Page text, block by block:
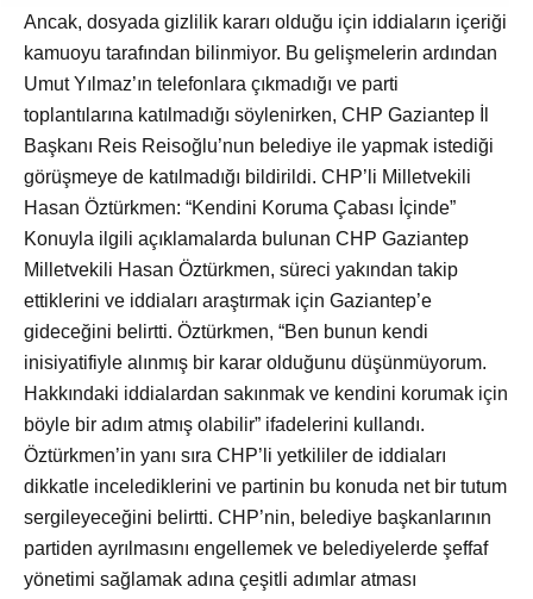
Ancak, dosyada gizlilik kararı olduğu için iddiaların içeriği
kamuoyu tarafından bilinmiyor. Bu gelişmelerin ardından
Umut Yılmaz’ın telefonlara çıkmadığı ve parti
toplantılarına katılmadığı söylenirken, CHP Gaziantep İl
Başkanı Reis Reisoğlu’nun belediye ile yapmak istediği
görüşmeye de katılmadığı bildirildi. CHP’li Milletvekili
Hasan Öztürkmen: “Kendini Koruma Çabası İçinde”
Konuyla ilgili açıklamalarda bulunan CHP Gaziantep
Milletvekili Hasan Öztürkmen, süreci yakından takip
ettiklerini ve iddiaları araştırmak için Gaziantep’e
gideceğini belirtti. Öztürkmen, “Ben bunun kendi
inisiyatifiyle alınmış bir karar olduğunu düşünmüyorum.
Hakkındaki iddialardan sakınmak ve kendini korumak için
böyle bir adım atmış olabilir” ifadelerini kullandı.
Öztürkmen’in yanı sıra CHP’li yetkililer de iddiaları
dikkatle incelediklerini ve partinin bu konuda net bir tutum
sergileyeceğini belirtti. CHP’nin, belediye başkanlarının
partiden ayrılmasını engellemek ve belediyelerde şeffaf
yönetimi sağlamak adına çeşitli adımlar atması